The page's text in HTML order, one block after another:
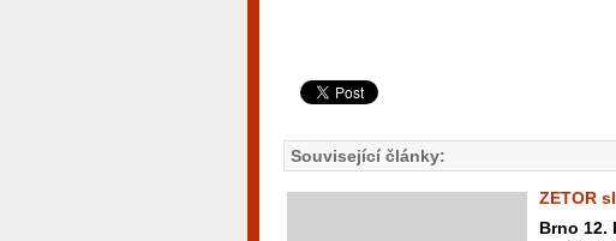
Související články:
ZETOR
Brno 12.